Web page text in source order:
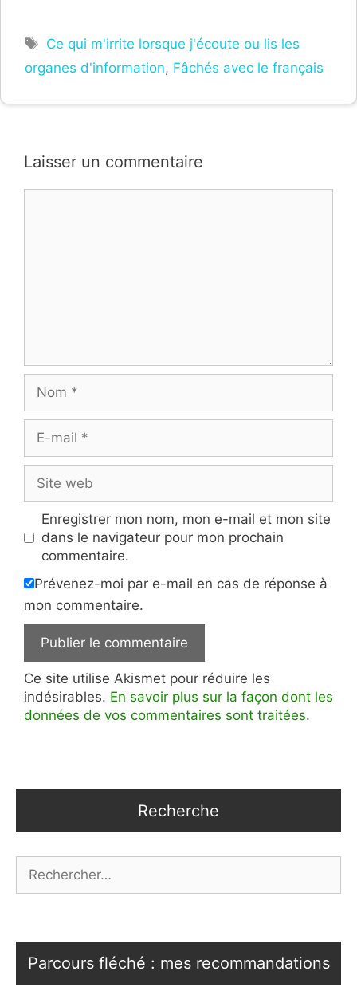
Étiquettes
Ce qui m'irrite lorsque j'écoute ou lis les
organes d'information, Fâchés avec le français
Laisser un commentaire
mail
web
Enregistrer mon nom, mon e-mail et mon site
dans le navigateur pour mon prochain
commentaire.
Prévenez-moi par e-mail en cas de réponse à
mon commentaire.
Ce site utilise Akismet pour réduire les
indésirables. En savoir plus sur la façon dont les
données de vos commentaires sont traitées.
Recherche
Parcours fléché : mes recommandations